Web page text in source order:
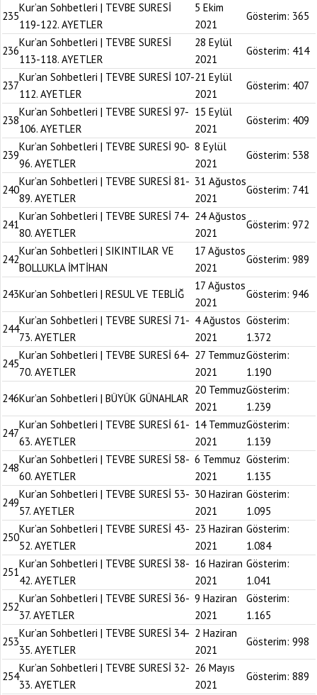
235
Kur’an Sohbetleri | TEVBE SURESİ
119-122. AYETLER
5 Ekim
2021
Gösterim: 365
236
Kur’an Sohbetleri | TEVBE SURESİ
113-118. AYETLER
28 Eylül
2021
Gösterim: 414
237
Kur’an Sohbetleri | TEVBE SURESİ 107-
112. AYETLER
21 Eylül
2021
Gösterim: 407
238
Kur’an Sohbetleri | TEVBE SURESİ 97-
106. AYETLER
15 Eylül
2021
Gösterim: 409
239
Kur’an Sohbetleri | TEVBE SURESİ 90-
96. AYETLER
8 Eylül
2021
Gösterim: 538
240
Kur’an Sohbetleri | TEVBE SURESİ 81-
89. AYETLER
31 Ağustos
2021
Gösterim: 741
241
Kur’an Sohbetleri | TEVBE SURESİ 74-
80. AYETLER
24 Ağustos
2021
Gösterim: 972
242
Kur’an Sohbetleri | SIKINTILAR VE
BOLLUKLA İMTİHAN
17 Ağustos
2021
Gösterim: 989
243Kur’an Sohbetleri | RESUL VE TEBLİĞ
17 Ağustos
2021
Gösterim: 946
244
Kur’an Sohbetleri | TEVBE SURESİ 71-
73. AYETLER
4 Ağustos
2021
Gösterim:
1.372
245
Kur’an Sohbetleri | TEVBE SURESİ 64-
70. AYETLER
27 Temmuz
2021
Gösterim:
1.190
246Kur’an Sohbetleri | BÜYÜK GÜNAHLAR
20 Temmuz
2021
Gösterim:
1.239
247
Kur’an Sohbetleri | TEVBE SURESİ 61-
63. AYETLER
14 Temmuz
2021
Gösterim:
1.139
248
Kur’an Sohbetleri | TEVBE SURESİ 58-
60. AYETLER
6 Temmuz
2021
Gösterim:
1.135
249
Kur’an Sohbetleri | TEVBE SURESİ 53-
57. AYETLER
30 Haziran
2021
Gösterim:
1.095
250
Kur’an Sohbetleri | TEVBE SURESİ 43-
52. AYETLER
23 Haziran
2021
Gösterim:
1.084
251
Kur’an Sohbetleri | TEVBE SURESİ 38-
42. AYETLER
16 Haziran
2021
Gösterim:
1.041
252
Kur’an Sohbetleri | TEVBE SURESİ 36-
37. AYETLER
9 Haziran
2021
Gösterim:
1.165
253
Kur’an Sohbetleri | TEVBE SURESİ 34-
35. AYETLER
2 Haziran
2021
Gösterim: 998
254
Kur’an Sohbetleri | TEVBE SURESİ 32-
33. AYETLER
26 Mayıs
2021
Gösterim: 889